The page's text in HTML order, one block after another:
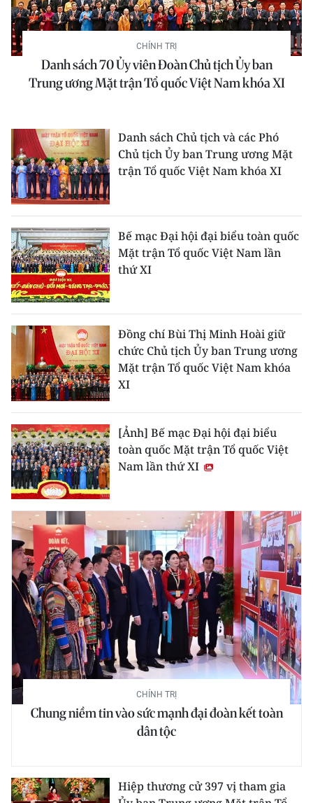
THỂ THAO
GIÁO DỤC
Y TẾ
MÔI TRƯỜNG
BẠN ĐỌC
KIỂM CHỨNG THÔNG TIN
TRI THỨC CHUYÊN SÂU
54 DÂN TỘC VIỆT NAM
MỘT SẢN PHẨM
RADIO
MEDIA CENTER
E-Magazine
Video
Media Chính trị
Media Kinh tế
Media Văn hóa
Media Xã hội
Media Pháp luật
Media Du lịch
Media Thế giới
Media Thể thao
Media Y tế
CHÍNH TRỊ
Danh sách 70 Ủy viên Đoàn Chủ tịch Ủy ban
Trung ương Mặt trận Tổ quốc Việt Nam khóa XI
Danh sách Chủ tịch và các Phó
Chủ tịch Ủy ban Trung ương Mặt
trận Tổ quốc Việt Nam khóa XI
Bế mạc Đại hội đại biểu toàn quốc
Mặt trận Tổ quốc Việt Nam lần
thứ XI
Đồng chí Bùi Thị Minh Hoài giữ
chức Chủ tịch Ủy ban Trung ương
Mặt trận Tổ quốc Việt Nam khóa
XI
[Ảnh] Bế mạc Đại hội đại biểu
toàn quốc Mặt trận Tổ quốc Việt
Nam lần thứ XI
CHÍNH TRỊ
Chung niềm tin vào sức mạnh đại đoàn kết toàn
dân tộc
Hiệp thương cử 397 vị tham gia